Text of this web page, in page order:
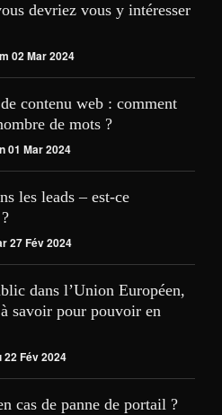
devriez vous y intéresser
02 Mar 2024
contenu web : comment
de mots ?
01 Mar 2024
les leads – est-ce
27 Fév 2024
dans l’Union Européen,
savoir pour pouvoir en
22 Fév 2024
cas de panne de portail ?